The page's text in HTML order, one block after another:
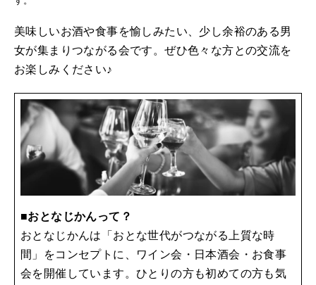
美味しいお酒や食事を愉しみたい、少し余裕のある男
女が集まりつながる会です。ぜひ色々な方との交流を
お楽しみください♪
■おとなじかんって？
おとなじかんは「おとな世代がつながる上質な時
間」をコンセプトに、ワイン会・日本酒会・お食事
会を開催しています。ひとりの方も初めての方も気